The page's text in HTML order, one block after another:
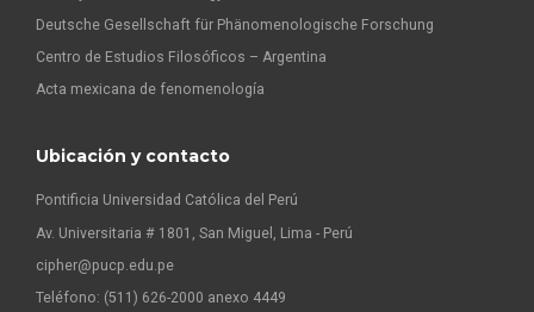
Deutsche Gesellschaft für Phänomenologische Forschung
Centro de Estudios Filosóficos – Argentina
Acta mexicana de fenomenología
Ubicación y contacto
Pontificia Universidad Católica del Perú
Av. Universitaria # 1801, San Miguel, Lima - Perú
cipher@pucp.edu.pe
Teléfono: (511) 626-2000 anexo 4449